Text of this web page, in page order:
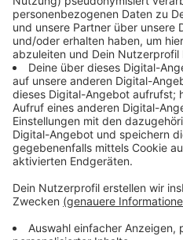
Ordnungsamtmit dem
öffentlichen Plätzen . Hier
Verstöße festgestellt. Und
Moment gut beschäftigt.
und anderen beliebten
Leute vereinzelt
liegen lassen, häufig seien
Deswegen wären die
verstärkt im Einsatz, so eine
Anzeige